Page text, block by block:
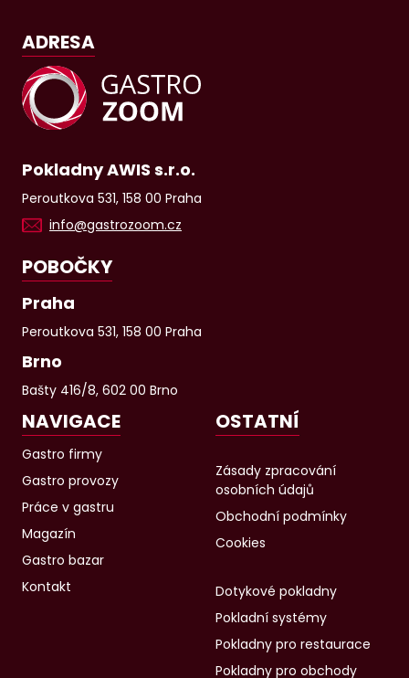
ADRESA
Pokladny AWIS s.r.o.
Peroutkova 531, 158 00 Praha
info@gastrozoom.cz
POBOČKY
Praha
Peroutkova 531, 158 00 Praha
Brno
Bašty 416/8, 602 00 Brno
NAVIGACE
Gastro firmy
Gastro provozy
Práce v gastru
Magazín
Gastro bazar
Kontakt
OSTATNÍ
Zásady zpracování
osobních údajů
Obchodní podmínky
Cookies
Dotykové pokladny
Pokladní systémy
Pokladny pro restaurace
Pokladny pro obchody